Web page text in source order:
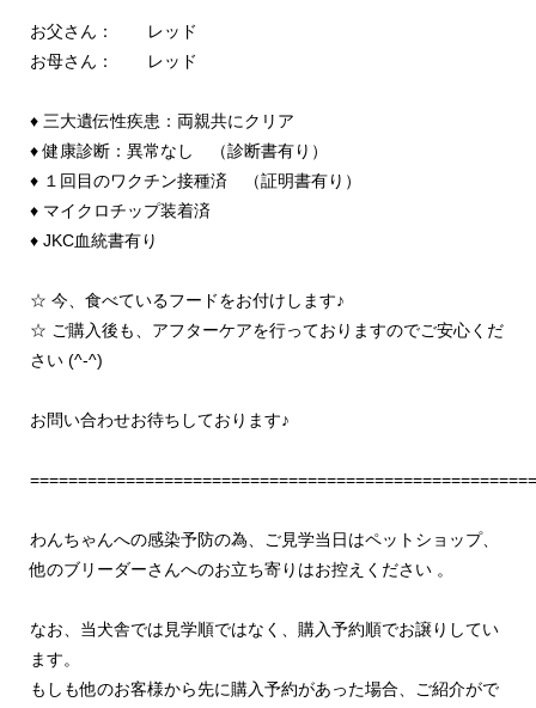
お父さん： レッド
お母さん： レッド
♦ 三大遺伝性疾患：両親共にクリア
♦ 健康診断：異常なし （診断書有り）
♦ １回目のワクチン接種済 （証明書有り）
♦ マイクロチップ装着済
♦ JKC血統書有り
☆ 今、食べているフードをお付けします♪
☆ ご購入後も、アフターケアを行っておりますのでご安心くだ
さい (^-^)
お問い合わせお待ちしております♪
わんちゃんへの感染予防の為、ご見学当日はペットショップ、
他のブリーダーさんへのお立ち寄りはお控えください 。
なお、当犬舎では見学順ではなく、購入予約順でお譲りしてい
ます。
もしも他のお客様から先に購入予約があった場合、ご紹介がで